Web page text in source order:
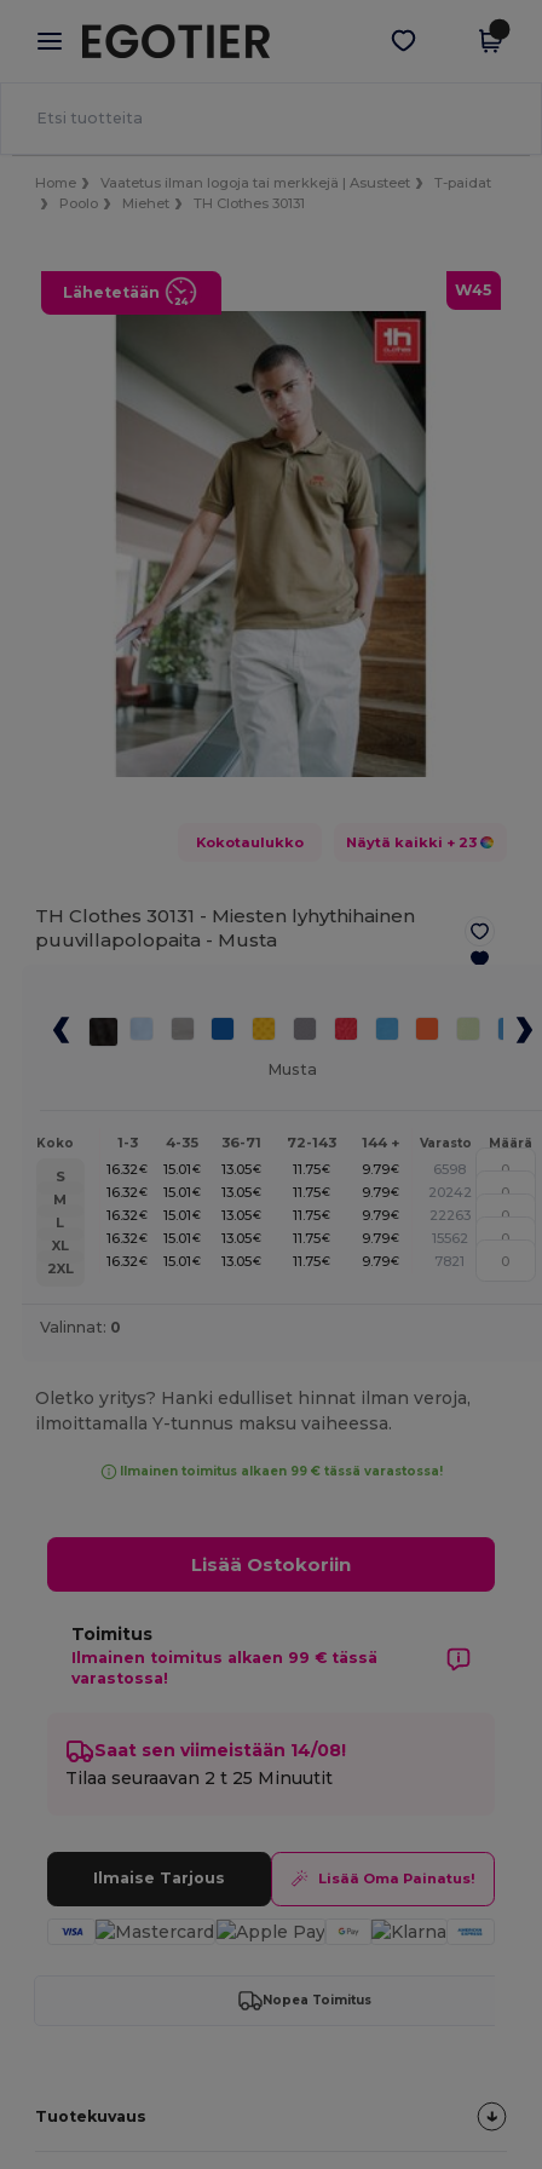
× Egotier-sovellus
Paremmat hinnat appissa!
Hae sovellus
Home Vaatetus ilman logoja tai merkkejä | Asusteet
T-paidat
Poolo
Miehet TH Clothes 30131
W45
Lähetetään
Kokotaulukko Näytä kaikki + 23
TH Clothes 30131 - Miesten lyhythihainen
puuvillapolopaita - Musta
Musta
Koko 1-3 4-35 36-71 72-143 144 + Varasto Määrä
S 16.32€ 15.01€ 13.05€ 11.75€ 9.79€
6598
M
16.32€ 15.01€ 13.05€ 11.75€ 9.79€
20242
L
16.32€ 15.01€ 13.05€ 11.75€ 9.79€
22263
XL
16.32€ 15.01€ 13.05€ 11.75€ 9.79€
15562
2XL
16.32€ 15.01€ 13.05€ 11.75€ 9.79€ 7821
Valinnat: 0
Oletko yritys? Hanki edulliset hinnat ilman veroja,
ilmoittamalla Y-tunnus maksu vaiheessa.
Ilmainen toimitus alkaen 99 € tässä varastossa!
Lisää Ostokoriin
Toimitus
Ilmainen toimitus alkaen 99 € tässä
varastossa!
Saat sen viimeistään 14/08!
Tilaa seuraavan 2 t 25 Minuutit
Ilmaise Tarjous Lisää Oma Painatus!
Nopea Toimitus
Tuotekuvaus